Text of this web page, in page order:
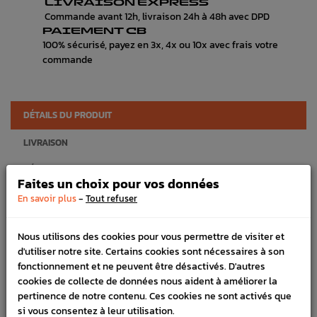
LIVRAISON EXPRESS
Commande avant 12h, livraison 24h à 48h avec DPD
PAIEMENT CB
100% sécurisé, payez en 3x, 4x ou 10x avec frais votre
commande
DÉTAILS DU PRODUIT
LIVRAISON
VÉHICULES COMPATIBLE
SCHÉMA CONSTRUCTEUR
Référence :3921
FICHE TECHNIQUE
Carrosserie
Pièces origine constructeur
Faites un choix pour vos données
En savoir plus- Tout refuser
Nous utilisons des cookies pour vous permettre de visiter et
d'utiliser notre site. Certains cookies sont nécessaires à son
fonctionnement et ne peuvent être désactivés. D'autres
cookies de collecte de données nous aident à améliorer la
pertinence de notre contenu. Ces cookies ne sont activés que
si vous consentez à leur utilisation.